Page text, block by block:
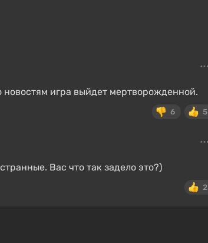
игра выйдет мертворожденной.
6 5
Вас что так задело это?)
2